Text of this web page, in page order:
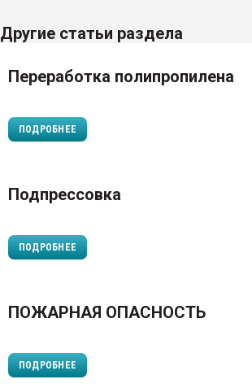
Другие статьи раздела
Переработка полипропилена
ПОДРОБНЕЕ
Подпрессовка
ПОДРОБНЕЕ
ПОЖАРНАЯ ОПАСНОСТЬ
ПОДРОБНЕЕ